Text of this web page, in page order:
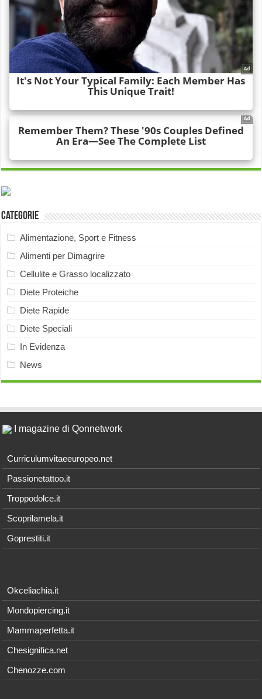
Categorie
Alimentazione, Sport e Fitness
Alimenti per Dimagrire
Cellulite e Grasso localizzato
Diete Proteiche
Diete Rapide
Diete Speciali
In Evidenza
News
I magazine di Qonnetwork
Curriculumvitaeeuropeo.net
Passionetattoo.it
Troppodolce.it
Scoprilamela.it
Goprestiti.it
Okceliachia.it
Mondopiercing.it
Mammaperfetta.it
Chesignifica.net
Chenozze.com